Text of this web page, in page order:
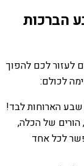
הברכות
לעזור לכם להפוך
לכולם:
הארוחות לבד!
של הכלה,
לכל אחד